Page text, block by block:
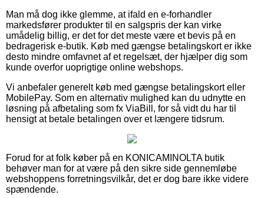
Man må dog ikke glemme, at ifald en e-forhandler
markedsfører produkter til en salgspris der kan virke
umådelig billig, er det for det meste være et bevis på en
bedragerisk e-butik. Køb med gængse betalingskort er ikke
desto mindre omfavnet af et regelsæt, der hjælper dig som
kunde overfor uoprigtige online webshops.
Vi anbefaler generelt køb med gængse betalingskort eller
MobilePay. Som en alternativ mulighed kan du udnytte en
løsning på afbetaling som fx ViaBill, for så vidt du har til
hensigt at betale betalingen over et længere tidsrum.
Forud for at folk køber på en KONICAMINOLTA butik
behøver man for at være på den sikre side gennemløbe
webshoppens forretningsvilkår, det er dog bare ikke videre
spændende.